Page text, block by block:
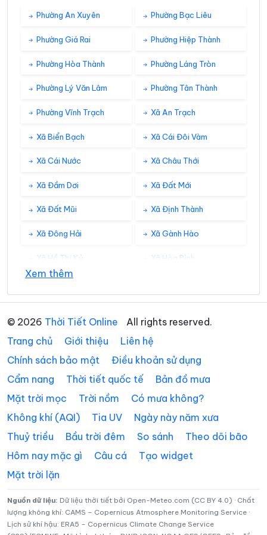
03:00 26°/32° Mây đen u ám
26° 31° Dông
06:00 26°/ Mưa rào nhẹ
07:00 27° Mây đen u ám
34°
11:00 35°
12:00 / 36° Mây đen u ám
13:00 32° /36° Mưa rào nhẹ
14:00
15:00 34° Dông
Phường An Xuyên Phường Bạc Liêu
Phường Giá Rai Phường Hiệp Thành
Phường Hòa Thành Phường Láng Tròn
Phường Lý Văn Lâm Phường Tân Thành
Phường Vĩnh Trạch Xã An Trạch
Xã Biển Bạch Xã Cái Đôi Vàm
Xã Cái Nước Xã Châu Thới
Xã Đầm Dơi Xã Đất Mới
Xã Đất Mũi Xã Định Thành
Xã Đông Hải Xã Gành Hào
Xã Hồ Thị Kỷ Xã Hòa Bình
Xã Khánh Hưng
Xã Khánh Lâm Xã Long Điền
Xã Lương Thế Trân Xã Nguyễn Phích
Xã Nguyễn Việt Khái Xã Ninh Quới
Xã Phong Hiệp Xã Phong Thạnh
Xã Phú Mỹ
Xã Phước Long Xã Quách Phẩm
Xã Sông Đốc Xã Tạ An Khương
Xem thêm
© 2026 Thời Tiết Online
All rights reserved.
Trang chủ
Giới thiệu
Liên hệ
Chính sách bảo mật
Điều khoản sử dụng
Cẩm nang
Thời tiết quốc tế
Bản đồ mưa
Mặt trời mọc
Trời nồm
Có mưa không?
Không khí (AQI)
Tia UV
Ngày này năm xưa
Thuỷ triều
Bầu trời đêm So sánh
Theo dõi bão
Hôm nay mặc gì
Câu cá
Tạo widget
Mặt trời lặn
Nguồn dữ liệu: Dữ liệu thời tiết bởi Open-Meteo.com (CC BY 4.0) · Chất
lượng không khí: CAMS – Copernicus Atmosphere Monitoring Service ·
Lịch sử khí hậu: ERA5 – Copernicus Climate Change Service